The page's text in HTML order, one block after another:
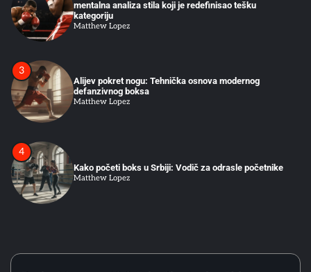
mentalna analiza stila koji je redefinisao tešku
kategoriju
Matthew Lopez
3
Alijev pokret nogu: Tehnička osnova modernog
defanzivnog boksa
Matthew Lopez
4
Kako početi boks u Srbiji: Vodič za odrasle početnike
Matthew Lopez
funkcioniše u sparingu